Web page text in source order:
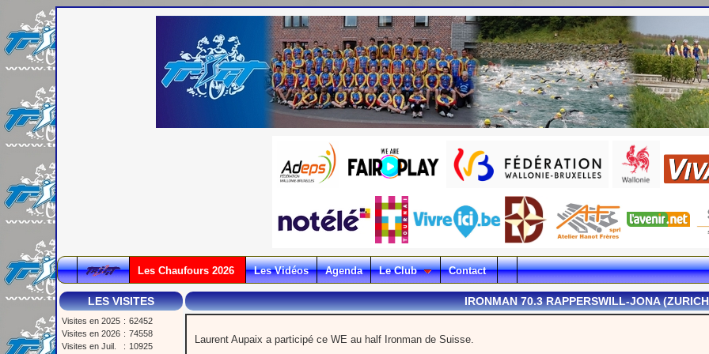
Les Chaufours 2026 Les Vidéos Agenda Le Club Contact
LES VISITES
Visites en 2025 : 62452
Visites en 2026 : 74558
Visites en Juil.
: 10925
IRONMAN 70.3 RAPPERSWILL-JONA
Laurent Aupaix a participé ce WE au half Ironman de Suisse.